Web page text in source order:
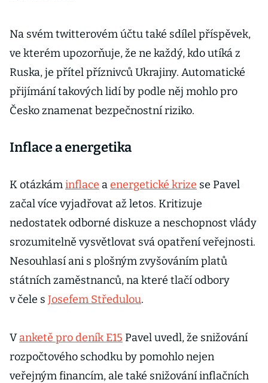
Na svém twitterovém účtu také sdílel příspěvek,
ve kterém upozorňuje, že ne každý, kdo utíká z
Ruska, je přítel příznivců Ukrajiny. Automatické
přijímání takových lidí by podle něj mohlo pro
Česko znamenat bezpečnostní riziko.
Inflace a energetika
K otázkáminflace a energetické krize se Pavel
začal více vyjadřovat až letos. Kritizuje
nedostatek odborné diskuze a neschopnost vlády
srozumitelně vysvětlovat svá opatření veřejnosti.
Nesouhlasí ani s plošným zvyšováním platů
státních zaměstnanců, na které tlačí odbory
v čele s Josefem Středulou.
Vanketě pro deník E15 Pavel uvedl, že snižování
rozpočtového schodku by pomohlo nejen
veřejným financím, ale také snižování inflačních